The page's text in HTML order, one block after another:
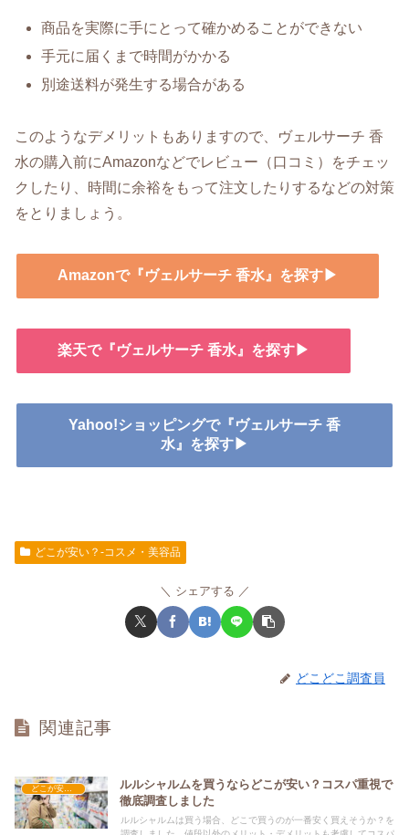
商品を実際に手にとって確かめることができない
手元に届くまで時間がかかる
別途送料が発生する場合がある
このようなデメリットもありますので、ヴェルサーチ 香
水の購入前にAmazonなどでレビュー（口コミ）をチェッ
クしたり、時間に余裕をもって注文したりするなどの対策
をとりましょう。
Amazonで『ヴェルサーチ 香水』を探す▶
楽天で『ヴェルサーチ 香水』を探す▶
Yahoo!ショッピングで『ヴェルサーチ 香
水』を探す▶
どこが安い？-コスメ・美容品
シェアする
どこどこ調査員
関連記事
どこが安い？-コスメ・美容品
ルルシャルムを買うならどこが安い？コスパ重視で
徹底調査しました
ルルシャルムは買う場合、どこで買うのが一番安く買えそうか？を